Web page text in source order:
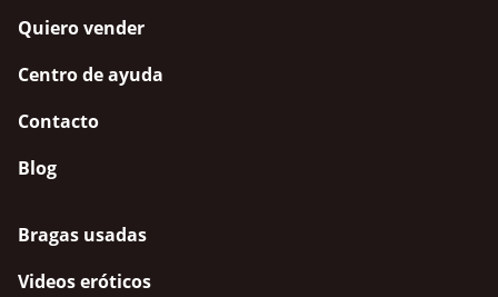
Quiero vender
Centro de ayuda
Contacto
Blog
Bragas usadas
Videos eróticos